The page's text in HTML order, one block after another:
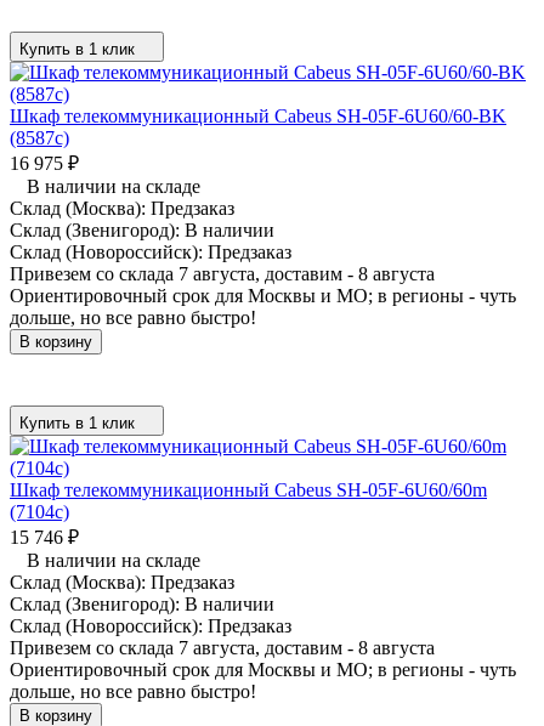
Купить в 1 клик
Шкаф телекоммуникационный Cabeus SH-05F-6U60/60-BK
(8587c)
16 975 ₽
В наличии на складе
Склад (Москва): Предзаказ
Склад (Звенигород): В наличии
Склад (Новороссийск): Предзаказ
Привезем со склада 7 августа, доставим - 8 августа
Ориентировочный срок для Москвы и МО; в регионы - чуть
дольше, но все равно быстро!
В корзину
Купить в 1 клик
Шкаф телекоммуникационный Cabeus SH-05F-6U60/60m
(7104c)
15 746 ₽
В наличии на складе
Склад (Москва): Предзаказ
Склад (Звенигород): В наличии
Склад (Новороссийск): Предзаказ
Привезем со склада 7 августа, доставим - 8 августа
Ориентировочный срок для Москвы и МО; в регионы - чуть
дольше, но все равно быстро!
В корзину